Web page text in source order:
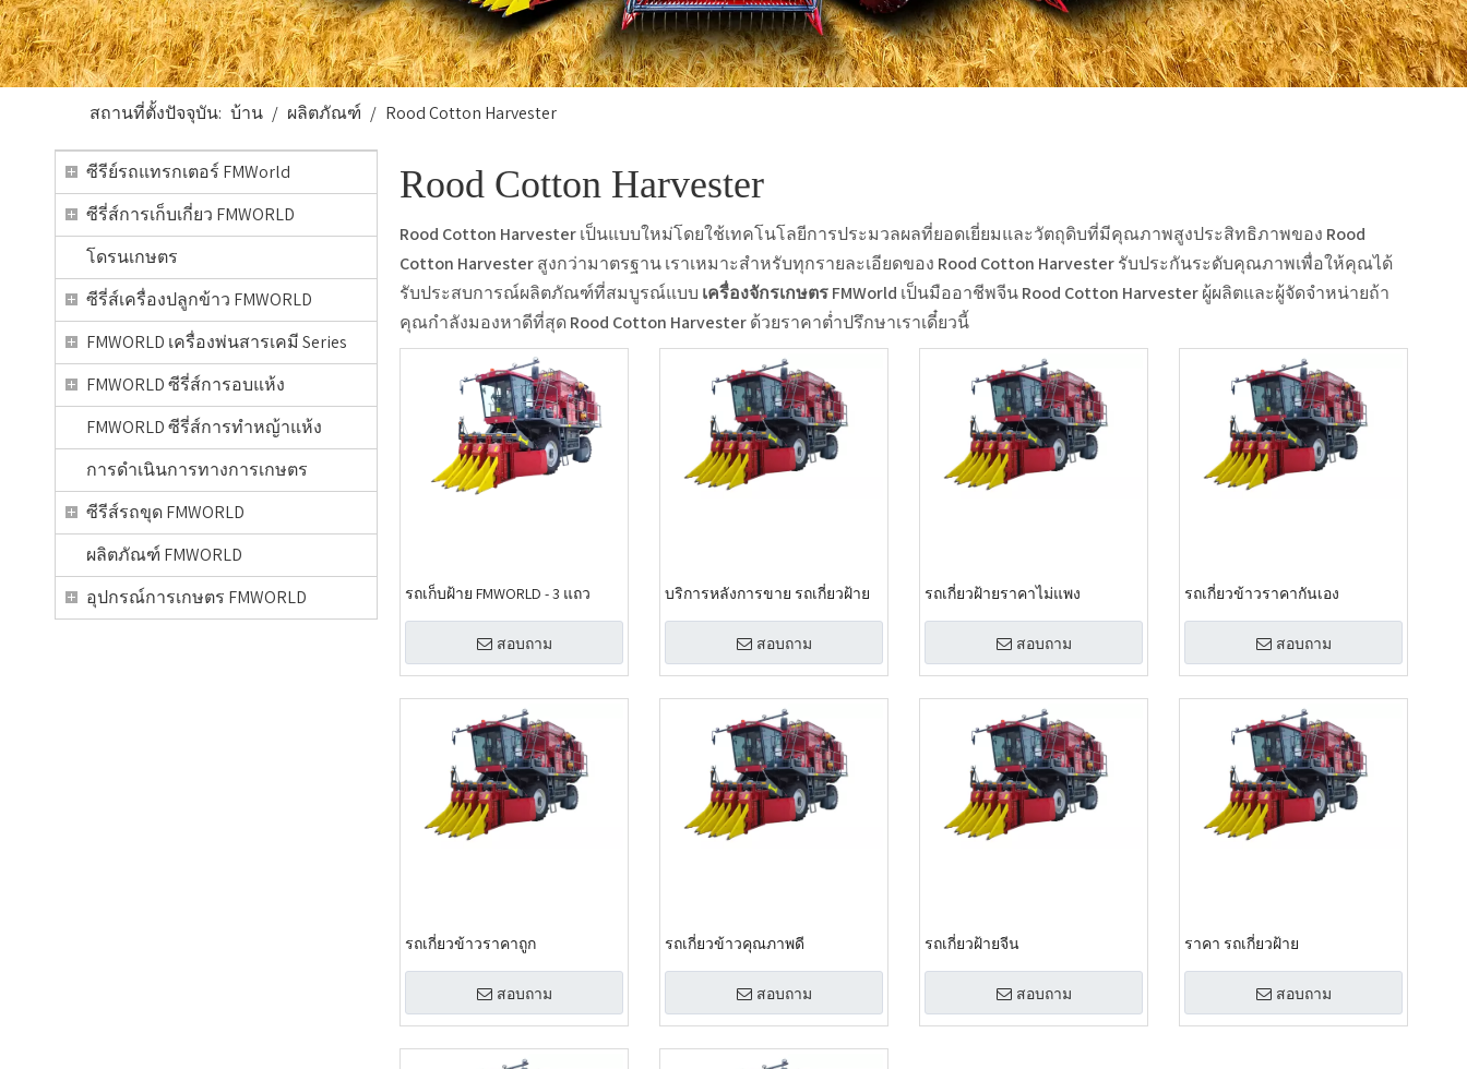
สถานที่ตั้งปัจจุบัน: บ้าน / ผลิตภัณฑ์ / Rood Cotton Harvester
ซีรีย์รถแทรกเตอร์ FMWorld
ซีรี่ส์การเก็บเกี่ยว FMWORLD
โดรนเกษตร
ซีรี่ส์เครื่องปลูกข้าว FMWORLD
FMWORLD เครื่องพ่นสารเคมี Series
FMWORLD ซีรี่ส์การอบแห้ง
FMWORLD ซีรี่ส์การทำหญ้าแห้ง
การดำเนินการทางการเกษตร
ซีรีส์รถขุด FMWORLD
ผลิตภัณฑ์ FMWORLD
อุปกรณ์การเกษตร FMWORLD
Rood Cotton Harvester
Rood Cotton Harvesterเป็นแบบใหม่โดยใช้เทคโนโลยีการประมวลผลที่ยอดเยี่ยมและวัตถุดิบที่มีคุณภาพสูงประสิทธิภาพของ Rood
Cotton Harvesterสูงกว่ามาตรฐาน เราเหมาะสำหรับทุกรายละเอียดของ Rood Cotton Harvesterรับประกันระดับคุณภาพเพื่อให้คุณได้
รับประสบการณ์ผลิตภัณฑ์ที่สมบูรณ์แบบ เครื่องจักรเกษตร FMWorld เป็นมืออาชีพจีนRood Cotton Harvesterผู้ผลิตและผู้จัดจำหน่ายถ้า
คุณกำลังมองหาดีที่สุดRood Cotton Harvesterด้วยราคาต่ำปรึกษาเราเดี๋ยวนี้
รถเก็บฝ้าย FMWORLD - 3 แถว
สอบถาม
บริการหลังการขาย รถเกี่ยวฝ้าย
สอบถาม
รถเกี่ยวฝ้ายราคาไม่แพง
สอบถาม
รถเกี่ยวข้าวราคากันเอง
สอบถาม
รถเกี่ยวข้าวราคาถูก
สอบถาม
รถเกี่ยวข้าวคุณภาพดี
สอบถาม
รถเกี่ยวฝ้ายจีน
สอบถาม
ราคา รถเกี่ยวฝ้าย
สอบถาม